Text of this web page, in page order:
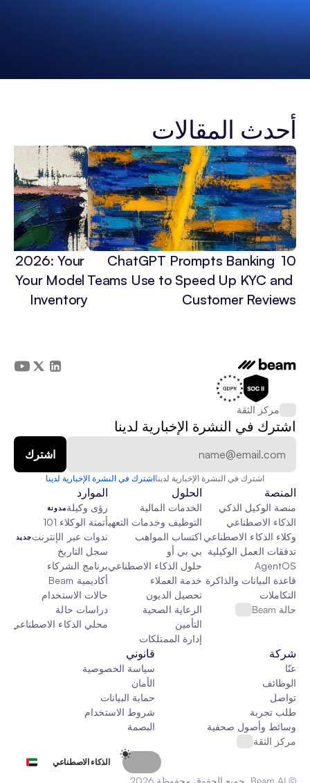
أحدث المقالات
10 ChatGPT Prompts Banking
Teams Use to Speed Up KYC and
Customer Reviews
2026: Your
Your Model
Inventory
مركز الثقة
اشترك في النشرة الإخبارية لدينا
اشترك في النشرة الإخبارية لدينااشترك في النشرة الإخبارية لدينا
المنصة
منصة الوكيل الذكي
الذكاء الاصطناعي
وكلاء الذكاء الاصطناعي
تدفقات العمل الوكيلية
AgentOS
قاعدة البيانات والذاكرة والقماش
التكاملات
حالة Beam
الحلول
الخدمات المالية
التوظيف وخدمات التعهيد الخارجي
اكتساب المواهب
بي بي أو
حلول الذكاء الاصطناعي المخصصة
خدمة العملاء
تحصيل الديون
الرعاية الصحية
التأمين
إدارة الممتلكات
الموارد
رؤى وكيلةمدونة
أتمتة الوكلاء 101
ندوات عبر الإنترنتجديد
سجل التاريخ
برنامج الشركاء
أكاديمية Beam
حالات الاستخدام
دراسات حالة
محلي الذكاء الاصطناعي
شركة
عنّا
الوظائف
تواصل
طلب تجربة
وسائط وأصول صحفية
مركز الثقة
قانوني
سياسة الخصوصية
الأمان
حماية البيانات
شروط الاستخدام
البصمة
© Beam AI. جميع الحقوق محفوظة 2026
Select Language
الذكاء الاصطناعي